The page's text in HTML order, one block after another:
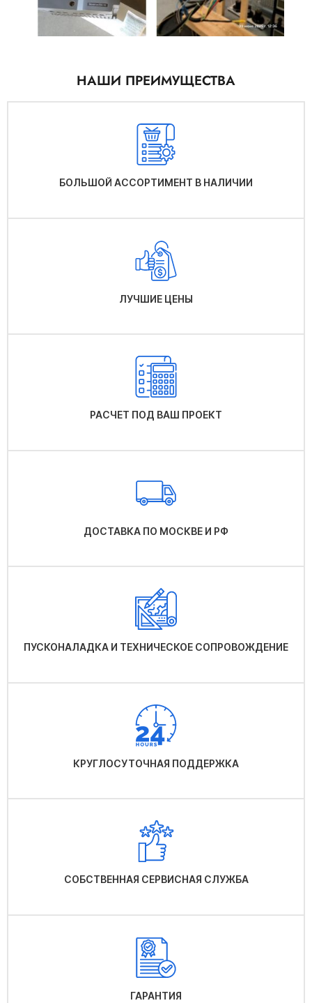
НАШИ ПРЕИМУЩЕСТВА
БОЛЬШОЙ АССОРТИМЕНТ В НАЛИЧИИ
ЛУЧШИЕ ЦЕНЫ
РАСЧЕТ ПОД ВАШ ПРОЕКТ
ДОСТАВКА ПО МОСКВЕ И РФ
ПУСКОНАЛАДКА И ТЕХНИЧЕСКОЕ СОПРОВОЖДЕНИЕ
КРУГЛОСУТОЧНАЯ ПОДДЕРЖКА
СОБСТВЕННАЯ СЕРВИСНАЯ СЛУЖБА
ГАРАНТИЯ